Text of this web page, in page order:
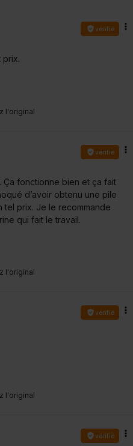
l'original
vérifié
prix.
l'original
vérifié
Ça fonctionne bien et ça fait
d’avoir obtenu une pile
tel prix. Je le recommande
qui fait le travail.
l'original
vérifié
vérifié